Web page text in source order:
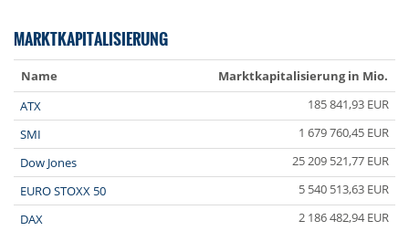
MARKTKAPITALISIERUNG
Name
Marktkapitalisierung in Mio.
ATX
185 841,93 EUR
SMI
1 679 760,45 EUR
Dow Jones
25 209 521,77 EUR
EURO STOXX 50
5 540 513,63 EUR
DAX
2 186 482,94 EUR